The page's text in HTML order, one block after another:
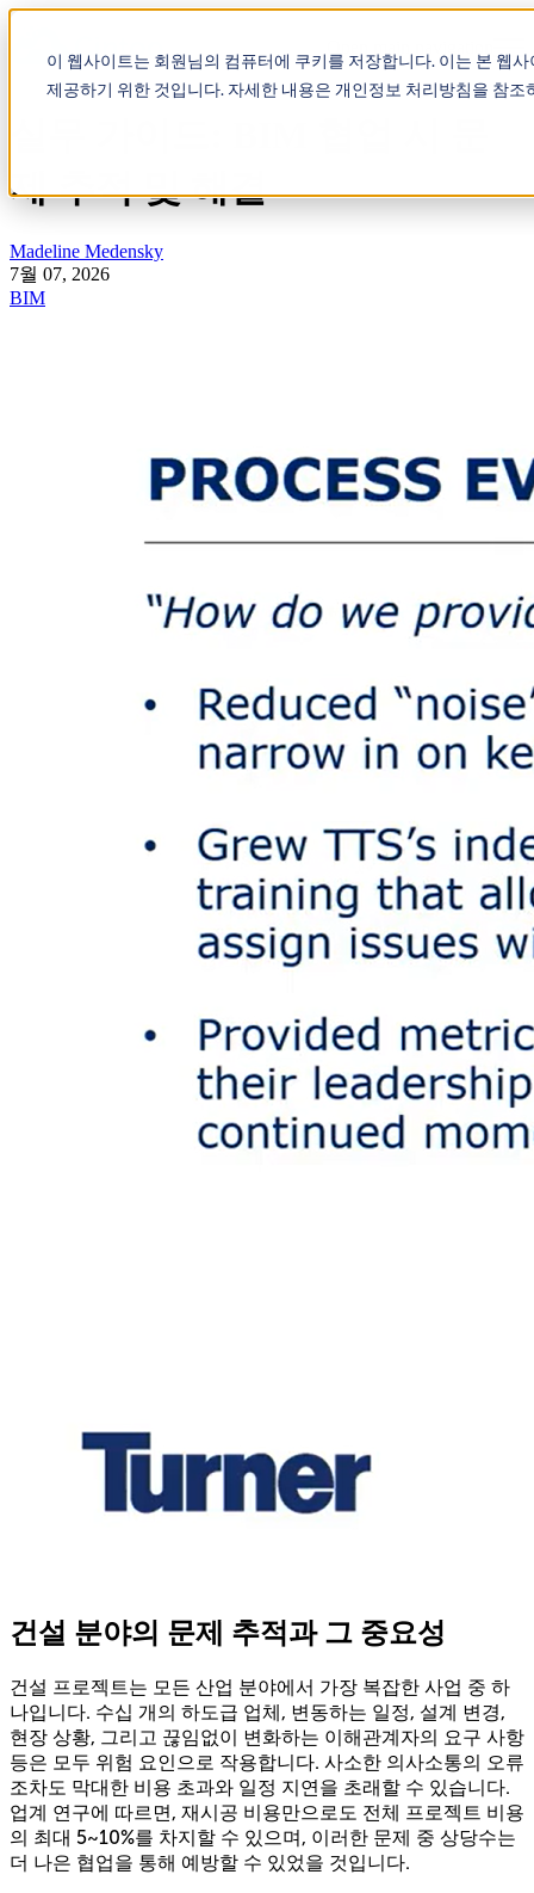
이 웹사이트는 회원님의 컴퓨터에 쿠키를 저장합니다. 이는 본 웹
제공하기 위한 것입니다. 자세한 내용은 개인정보 처리방침을 참조
제 추적 및 해결
Madeline Medensky
7월 07, 2026
BIM
건설 분야의 문제 추적과 그 중요성
건설 프로젝트는 모든 산업 분야에서 가장 복잡한 사업 중 하
나입니다. 수십 개의 하도급 업체, 변동하는 일정, 설계 변경,
현장 상황, 그리고 끊임없이 변화하는 이해관계자의 요구 사항
등은 모두 위험 요인으로 작용합니다. 사소한 의사소통의 오류
조차도 막대한 비용 초과와 일정 지연을 초래할 수 있습니다.
업계 연구에 따르면, 재시공 비용만으로도 전체 프로젝트 비용
의 최대 5~10%를 차지할 수 있으며, 이러한 문제 중 상당수는
더 나은 협업을 통해 예방할 수 있었을 것입니다.